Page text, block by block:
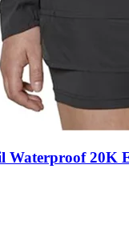
Waterproof 20K